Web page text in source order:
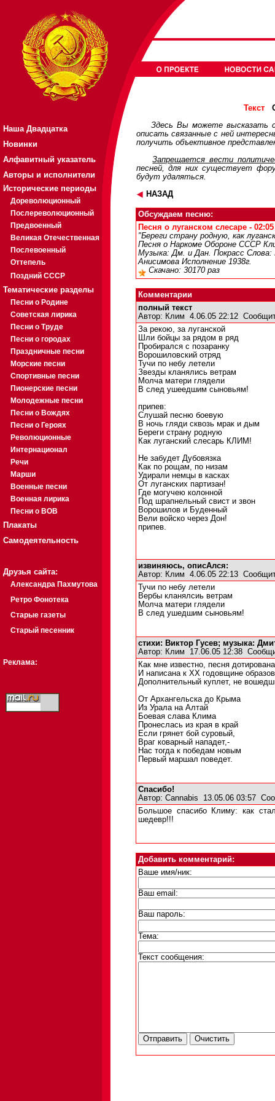
Наша Двадцатка
Новинки
Алфавитный указатель
Авторы и исполнители
Исторические периоды
Дореволюционный
Послереволюционный
Предвоенный
Великая Отечественная
Послевоенный
Оттепель
Поздний СССР
Тематические разделы
Песни о Родине
Советская лирика
Песни о Труде
Песни о городах
Праздничные песни
Морские песни
Спортивные песни
Пионерские песни
Молодежные песни
Песни о Вождях
Песни о Героях
Революционные
Интернационал
Речи
Марши
Военные песни
Военная лирика
Песни о ВОВ
Плакаты
Самодеятельность
Друзья сайта:
Александра Пахмутова
Ретро Фонотека
Старые газеты
Старый песенник
Реклама:
Текст
Здесь Вы можете высказать
описать связанные с ней
получить объективное
Запрещается вести
песней, для них существует
будут удаляться.
НАЗАД
Обсуждаем песню:
Песня о луганском слесаре -
"Береги страну родную, как
Песня о Наркоме Обороне СССР
Музыка: Дм. и Дан. Покрасс
Анисимова Исполнение 1938г.
Скачано: 30170 раз
Комментарии
полный текст
Автор: Клим 4.06.05 22:12
За рекою, за луганской
Шли бойцы за рядом в ряд
Пробирался с позаранку
Ворошиловский отряд
Тучи по небу летели
Звезды кланялись ветрам
Молча матери глядели
В след ушеедшим сыновьям!
припев:
Слушай песню боевую
В ночь гляди сквозь мрак и дым
Береги страну родную
Как луганский слесарь КЛИМ!
Не забудет Дубовязка
Как по рощам, по низам
Удирали немцы в касках
От луганских партизан!
Где могучею колонной
Под шрапнельный свист и звон
Ворошилов и Буденный
Вели войско через Дон!
припев.
извиняюсь, описАлся:
Автор: Клим 4.06.05 22:13
Тучи по небу летели
Вербы кланялсиь ветрам
Молча матери глядели
В след ушедшим сыновьям!
стихи: Виктор Гусев; музыка:
Автор: Клим 17.06.05 12:38
Как мне известно, песня
И написана к XX годовщине
Дополнительный куплет, не
От Архангельска до Крыма
Из Урала на Алтай
Боевая слава Клима
Пронеслась из края в край
Если грянет бой суровый,
Враг коварный нападет,-
Нас тогда к победам новым
Первый маршал поведет.
Спасибо!
Автор: Cannabis 13.05.06 03:57
Большое спасибо Климу: как
шедевр!!!
Добавить комментарий:
Ваше имя/ник:
Ваш email:
Ваш пароль:
Тема:
Текст сообщения: